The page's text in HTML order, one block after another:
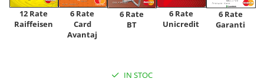
12 Rate
Raiffeisen
6 Rate
Card
Avantaj
6 Rate
BT
6 Rate
Unicredit
6 Rate
Garanti
IN STOC